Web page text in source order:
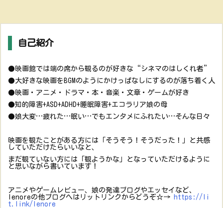
自己紹介
●映画館では端の席から観るのが好きな“シネマのはしくれ者”
●大好きな映画をBGMのようにかけっぱなしにするのが落ち着く人
●映画・アニメ・ドラマ・本・音楽・文章・ゲームが好き
●知的障害+ASD+ADHD+睡眠障害+エコラリア娘の母
●娘大変…疲れた…眠い…でもエンタメにふれたい…そんな日々
映画を観たことがある方には「そうそう！そうだった！」と共感
していただけたらいいなと、
まだ観ていない方には「観ようかな」となっていただけるように
と思いながら書いています！
アニメやゲームレビュー、娘の発達ブログやエッセイなど、
lenoreの他ブログへはリットリンクからどうぞ☆→
https://li
t.link/lenore